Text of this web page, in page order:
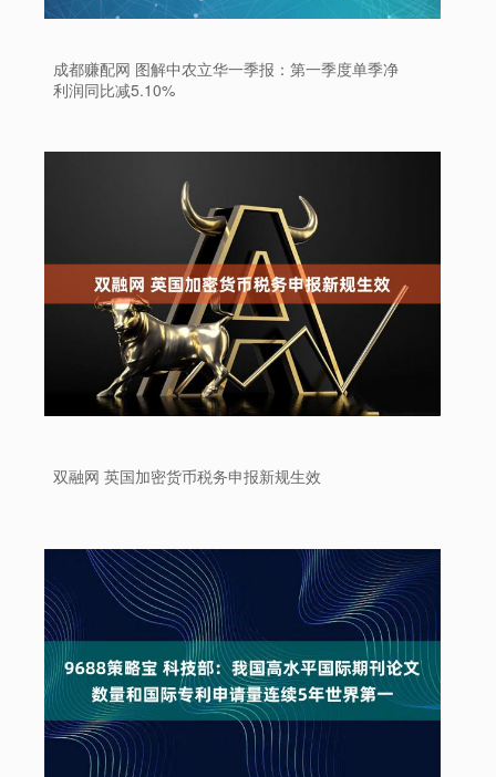
成都赚配网 图解中农立华一季报：第一季度单季净
利润同比减5.10%
双融网 英国加密货币税务申报新规生效